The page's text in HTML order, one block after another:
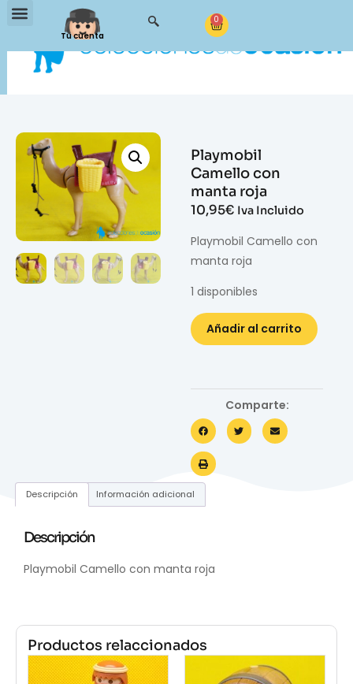
Tu cuenta
0
Playmobil
Camello con
manta roja
10,95€ Iva Incluido
Playmobil Camello con
manta roja
1 disponibles
Añadir al carrito
Comparte:
Descripción Información adicional
Descripción
Playmobil Camello con manta roja
Productos relaccionados